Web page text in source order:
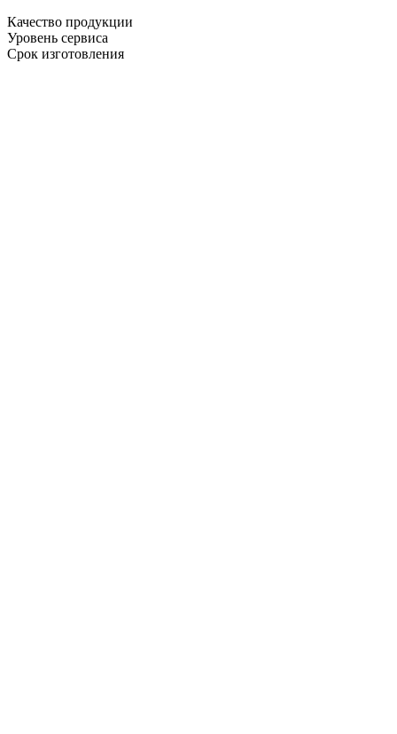
Качество продукции
Уровень сервиса
Срок изготовления